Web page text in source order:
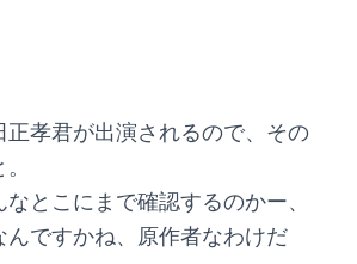
孝君が出演されるので、その
とこにまで確認するのかー、
ですかね、原作者なわけだ